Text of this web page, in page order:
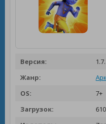
Версия:
Жанр:
OS:
7+
Загрузок: